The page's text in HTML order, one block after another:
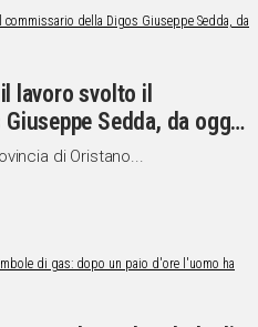
lavoro svolto il
Sedda, da oggi
di Oristano...